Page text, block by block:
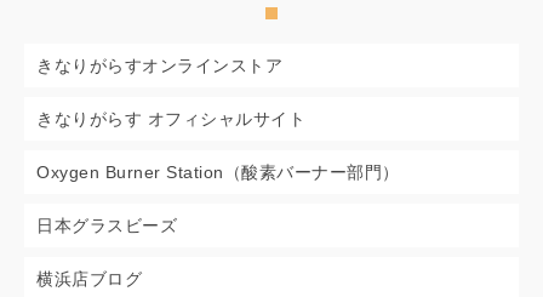
きなりがらすオンラインストア
きなりがらす オフィシャルサイト
Oxygen Burner Station（酸素バーナー部門）
日本グラスビーズ
横浜店ブログ